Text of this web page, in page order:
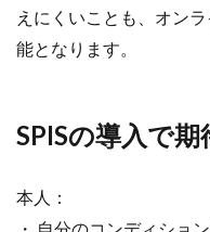
えにくいことも、オン
能となります。
SPISの導入で
本人：